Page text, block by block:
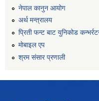
नेपाल कानुन आयोग
अर्थ मन्त्रालय
प्रिती फन्ट बाट युनिकोड
माेबाइल एप
श्रम संसार प्रणाली